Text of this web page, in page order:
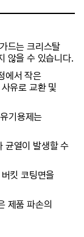
드는 크리스탈
않을 수 있습니다.
에서 작은
유로 교환 및
기용제는
균열이 발생할 수
킷 코팅면을
제품 파손의